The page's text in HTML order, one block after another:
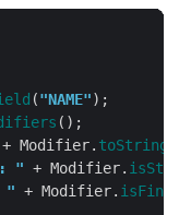
("NAME"
+ Modifier. toString
" + Modifier.
" + Modifier.